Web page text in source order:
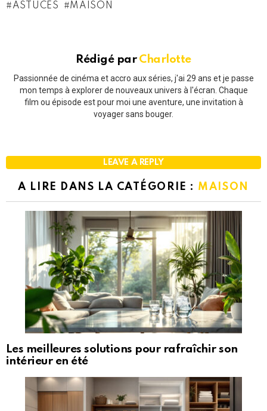
ASTUCES MAISON
Rédigé par Charlotte
Passionnée de cinéma et accro aux séries, j'ai 29 ans et je passe
mon temps à explorer de nouveaux univers à l'écran. Chaque
film ou épisode est pour moi une aventure, une invitation à
voyager sans bouger.
LEAVE A REPLY
A LIRE DANS LA CATÉGORIE : MAISON
Les meilleures solutions pour rafraîchir son
intérieur en été